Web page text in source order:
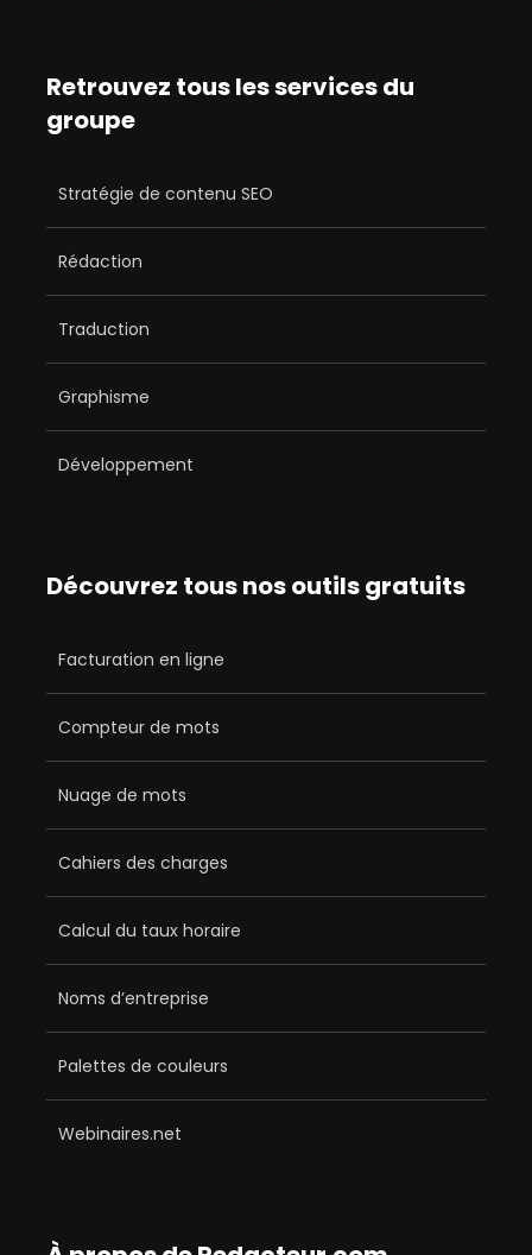
Retrouvez tous les services du
groupe
Stratégie de contenu SEO
Rédaction
Traduction
Graphisme
Développement
Découvrez tous nos outils gratuits
Facturation en ligne
Compteur de mots
Nuage de mots
Cahiers des charges
Calcul du taux horaire
Noms d’entreprise
Palettes de couleurs
Webinaires.net